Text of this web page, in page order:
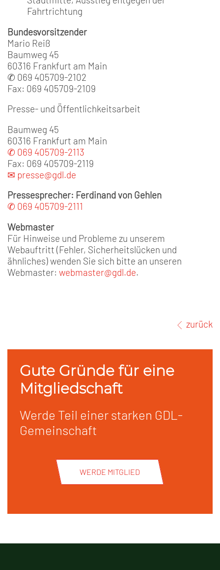
Fahrtrichtung
Bundesvorsitzender
Mario Reiß
Baumweg 45
60316 Frankfurt am Main
✆ 069 405709-2102
Fax: 069 405709-2109
Presse- und Öffentlichkeitsarbeit
Baumweg 45
60316 Frankfurt am Main
✆ 069 405709-2113
Fax: 069 405709-2119
✉ presse@gdl.de
Pressesprecher: Ferdinand von Gehlen
✆ 069 405709-2111
Webmaster
Für Hinweise und Probleme zu unserem
Webauftritt (Fehler, Sicherheitslücken und
ähnliches) wenden Sie sich bitte an unseren
Webmaster: webmaster@gdl.de.
zurück
Gute Gründe für eine
Mitgliedschaft
Werde Teil einer starken GDL-
Gemeinschaft
WERDE MITGLIED